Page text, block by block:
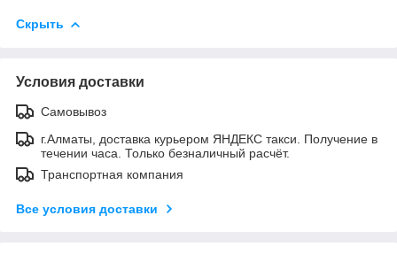
Скрыть
Условия доставки
Самовывоз
г.Алматы, доставка курьером ЯНДЕКС такси. Получение в
течении часа. Только безналичный расчёт.
Транспортная компания
Все условия доставки